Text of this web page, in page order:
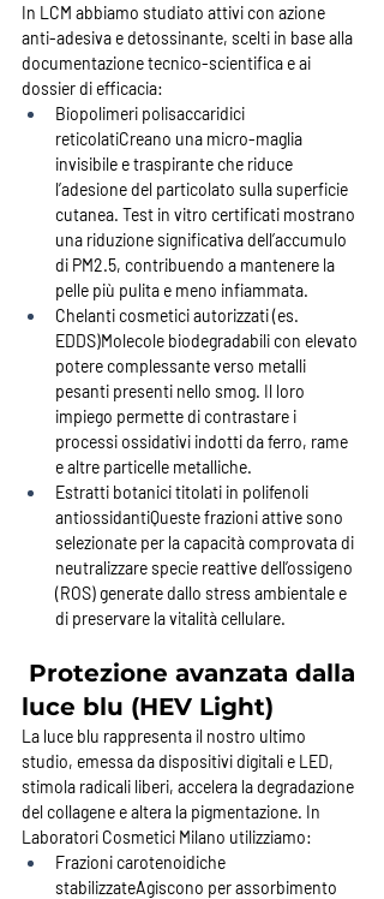
In LCM abbiamo studiato attivi con azione
anti-adesiva e detossinante, scelti in base alla
documentazione tecnico-scientifica e ai
dossier di efficacia:
Biopolimeri polisaccaridici
reticolatiCreano una micro-maglia
invisibile e traspirante che riduce
l’adesione del particolato sulla superficie
cutanea. Test in vitro certificati mostrano
una riduzione significativa dell’accumulo
di PM2.5, contribuendo a mantenere la
pelle più pulita e meno infiammata.
Chelanti cosmetici autorizzati (es.
EDDS)Molecole biodegradabili con elevato
potere complessante verso metalli
pesanti presenti nello smog. Il loro
impiego permette di contrastare i
processi ossidativi indotti da ferro, rame
e altre particelle metalliche.
Estratti botanici titolati in polifenoli
antiossidantiQueste frazioni attive sono
selezionate per la capacità comprovata di
neutralizzare specie reattive dell’ossigeno
(ROS) generate dallo stress ambientale e
di preservare la vitalità cellulare.
luce blu (HEV Light)
La luce blu rappresenta il nostro ultimo
studio, emessa da dispositivi digitali e LED,
stimola radicali liberi, accelera la degradazione
del collagene e altera la pigmentazione. In
Laboratori Cosmetici Milano utilizziamo:
Frazioni carotenoidiche
stabilizzateAgiscono per assorbimento